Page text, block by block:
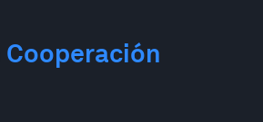
Cooperación